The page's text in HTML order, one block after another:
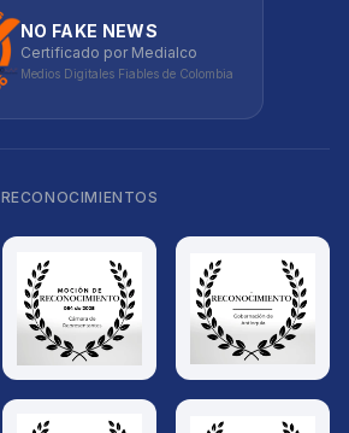
NO FAKE NEWS
Certificado por Medialco
Medios Digitales Fiables de Colombia
RECONOCIMIENTOS